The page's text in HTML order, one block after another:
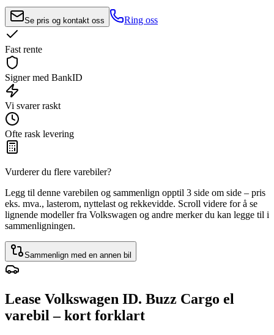
Se pris og kontakt oss Ring oss
Fast rente
Signer med BankID
Vi svarer raskt
Ofte rask levering
Vurderer du flere varebiler?
Legg til denne varebilen og sammenlign opptil 3 side om side – pris
eks. mva., lasterom, nyttelast og rekkevidde. Scroll videre for å se
lignende modeller fra Volkswagen og andre merker du kan legge til i
sammenligningen.
Sammenlign med en annen bil
Lease Volkswagen ID. Buzz Cargo el
varebil – kort forklart